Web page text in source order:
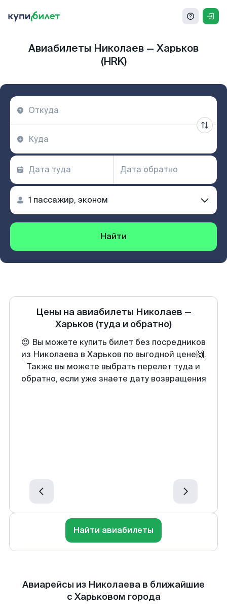
Авиабилеты Николаев — Харьков
(HRK)
Найти
Цены на авиабилеты Николаев —
Харьков (туда и обратно)
😍 Вы можете купить билет без посредников
из Николаева в Харьков по выгодной цене🙌.
Также вы можете выбрать перелет туда и
обратно, если уже знаете дату возвращения
Найти авиабилеты
Авиарейсы из Николаева в ближайшие
с Харьковом города